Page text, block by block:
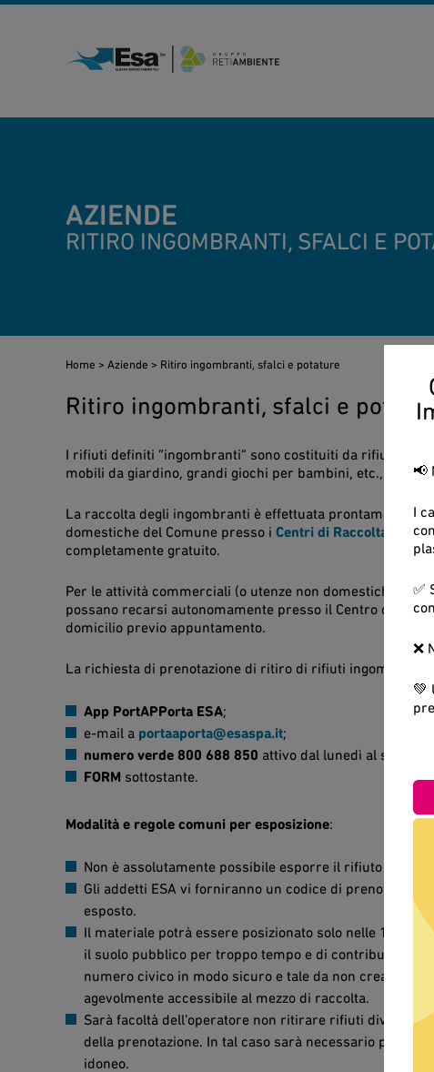
📢
I
✅
❌
💚
AZIENDE
RITIRO INGOMBRANTI, SFALCI E
Home > Aziende > Ritiro ingombranti, sfalci e potature
Ritiro ingombranti, sfalci e
I rifiuti definiti “ingombranti” sono costituiti da rifiuti
mobili da giardino, grandi giochi per bambini, etc., gli
La raccolta degli ingombranti è effettuata prontamente
domestiche del Comune presso i Centri di Raccolta
completamente gratuito.
Per le attività commerciali (o utenze non domestiche) che
possano recarsi autonomamente presso il Centro di
domicilio previo appuntamento.
La richiesta di prenotazione di ritiro di rifiuti ingombranti
App PortAPPorta ESA;
e-mail a portaaporta@esaspa.it;
numero verde 800 688 850 attivo dal lunedì al sabato
FORM sottostante.
Modalità e regole comuni per esposizione:
Non è assolutamente possibile esporre il rifiuto prima
Gli addetti ESA vi forniranno un codice di
esposto.
Il materiale potrà essere posizionato solo nelle 12 ore
il suolo pubblico per troppo tempo e di contribuire al
numero civico in modo sicuro e tale da non creare
agevolmente accessibile al mezzo di raccolta.
Sarà facoltà dell’operatore non ritirare rifiuti diversi
della prenotazione. In tal caso sarà necessario
idoneo.